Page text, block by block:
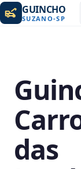
GUINCHO
SUZANO-SP
das